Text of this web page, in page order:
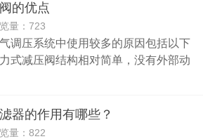
的优点
量：723
调压系统中使用较多的原因包括以下
式减压阀结构相对简单，没有外部动
器的作用有哪些？
量：822